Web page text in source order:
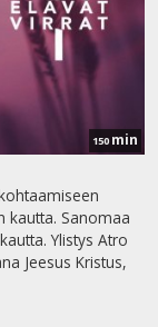
150 min
kautta. Sanomaa
Ylistys Atro
Jeesus Kristus,